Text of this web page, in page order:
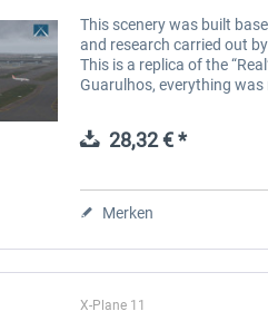
This scenery was built
and research carried out
This is a replica of the
Guarulhos, everything was
28,32 € *
Merken
X-Plane 11